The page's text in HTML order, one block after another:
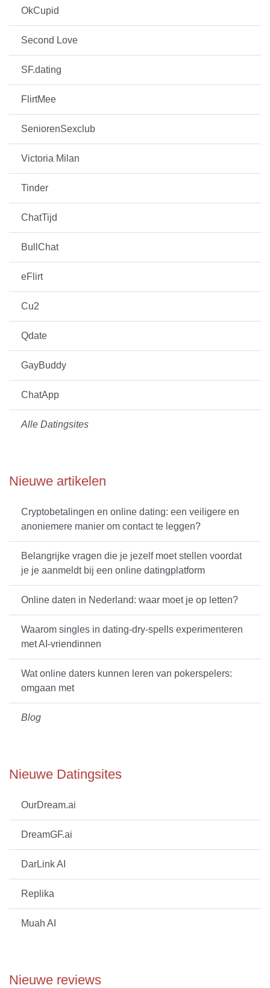
OkCupid
Second Love
SF.dating
FlirtMee
SeniorenSexclub
Victoria Milan
Tinder
ChatTijd
BullChat
eFlirt
Cu2
Qdate
GayBuddy
ChatApp
Alle Datingsites
Nieuwe artikelen
Cryptobetalingen en online dating: een veiligere en
anoniemere manier om contact te leggen?
Belangrijke vragen die je jezelf moet stellen voordat
je je aanmeldt bij een online datingplatform
Online daten in Nederland: waar moet je op letten?
Waarom singles in dating-dry-spells experimenteren
met AI-vriendinnen
Wat online daters kunnen leren van pokerspelers:
omgaan met
Blog
Nieuwe Datingsites
OurDream.ai
DreamGF.ai
DarLink AI
Replika
Muah AI
Nieuwe reviews